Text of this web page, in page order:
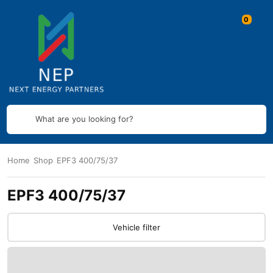
What are you looking for?
Home Shop EPF3 400/75/37
EPF3 400/75/37
Vehicle filter